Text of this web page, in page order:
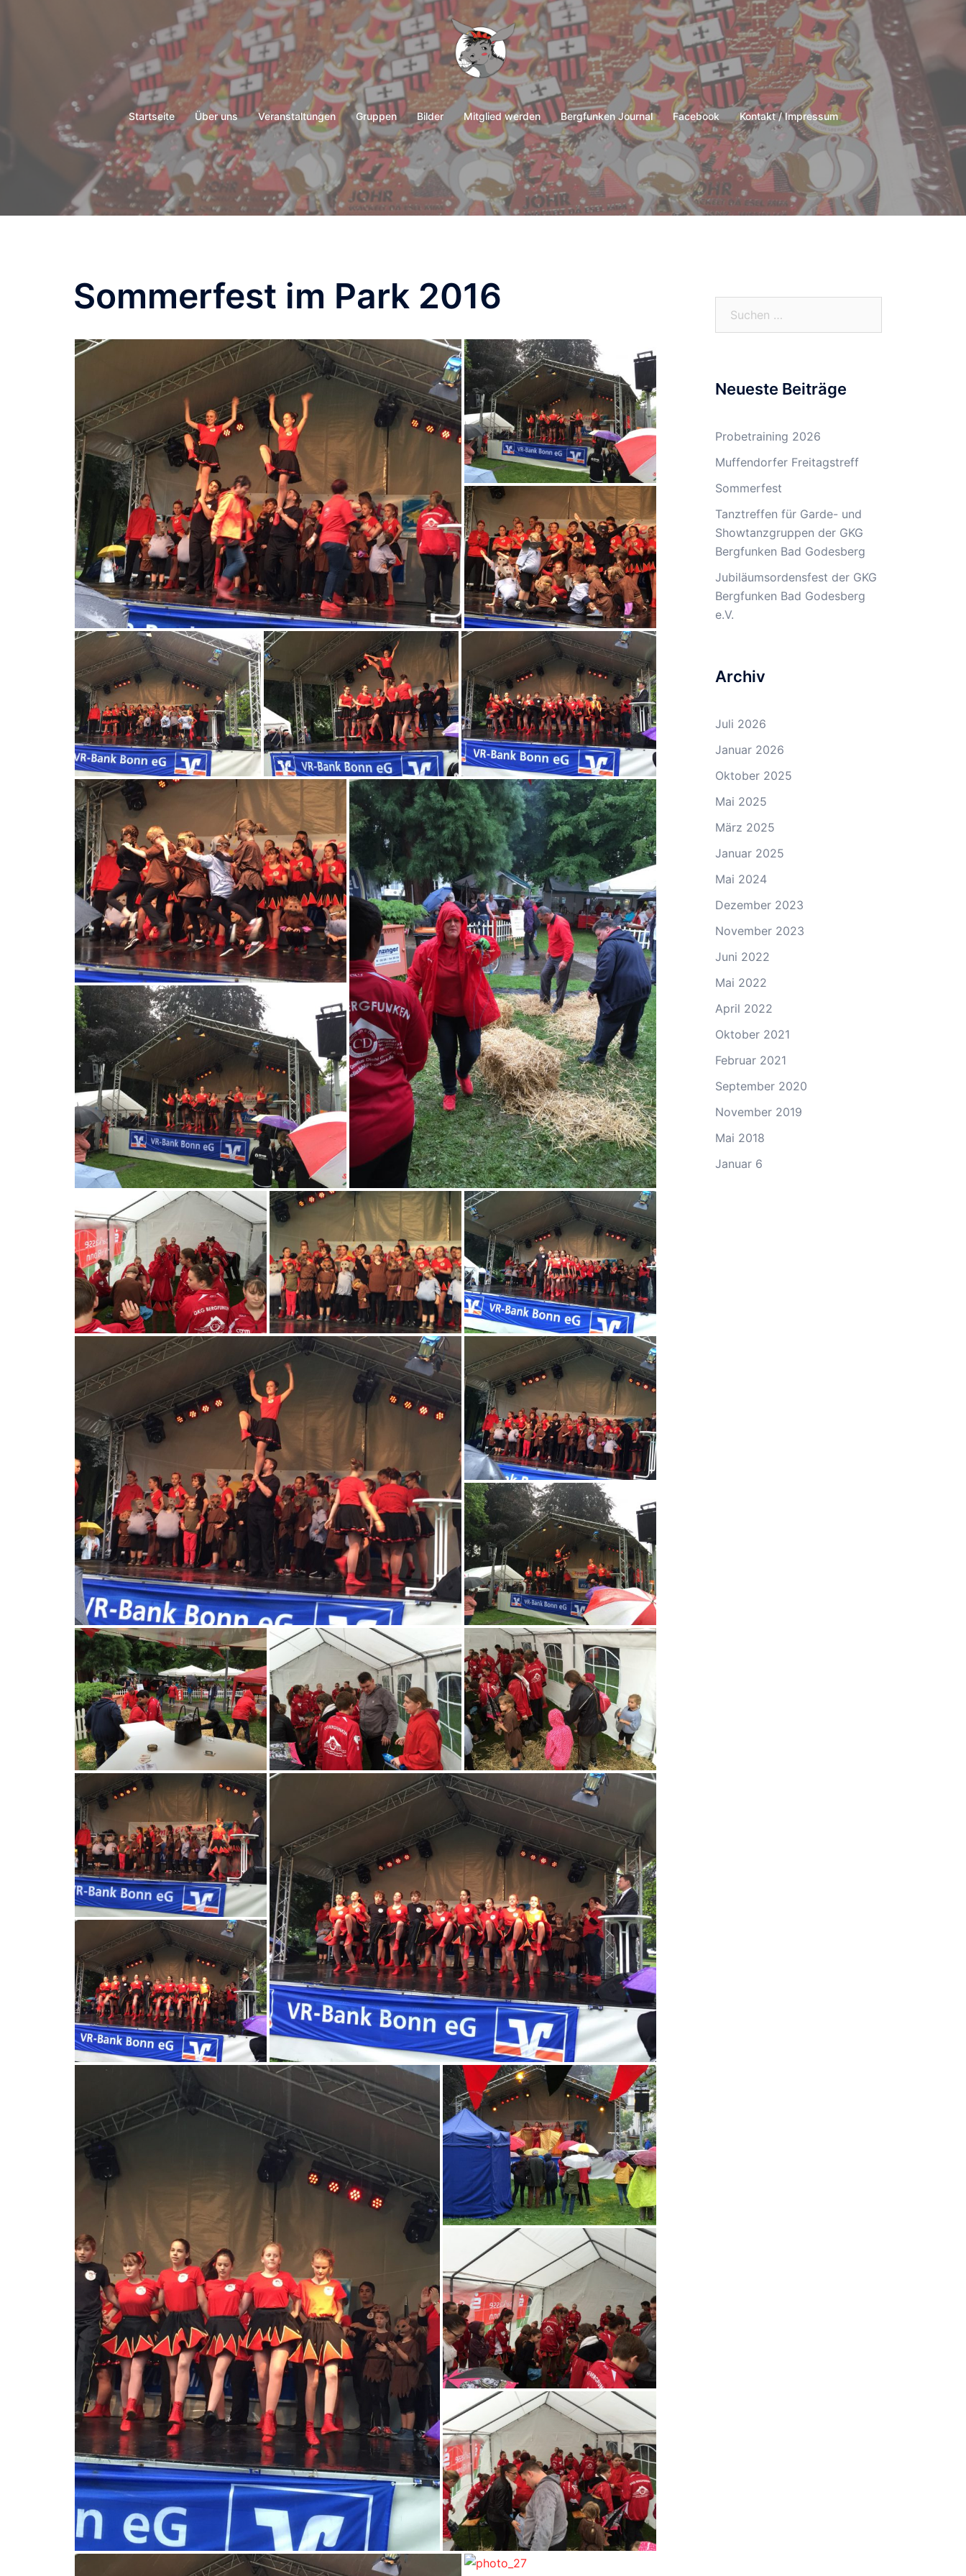
Startseite Über uns Veranstaltungen Gruppen Bilder Mitglied werden Bergfunken Journal Facebook Kontakt / Impressum
Sommerfest im Park 2016
Neueste Beiträge
Probetraining 2026
Muffendorfer Freitagstreff
Sommerfest
Tanztreffen für Garde- und
Showtanzgruppen der GKG
Bergfunken Bad Godesberg
Jubiläumsordensfest der GKG
Bergfunken Bad Godesberg
e.V.
Archiv
Juli 2026
Januar 2026
Oktober 2025
Mai 2025
März 2025
Januar 2025
Mai 2024
Dezember 2023
November 2023
Juni 2022
Mai 2022
April 2022
Oktober 2021
Februar 2021
September 2020
November 2019
Mai 2018
Januar 6